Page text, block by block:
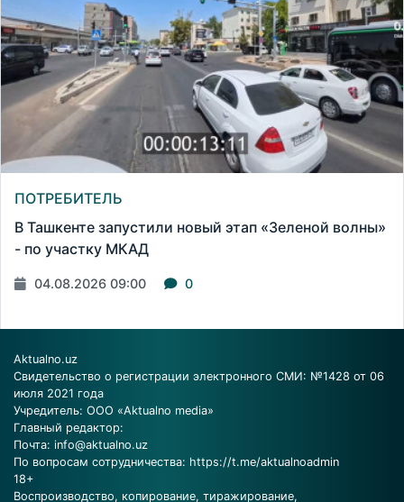
ПОТРЕБИТЕЛЬ
В Ташкенте запустили новый этап «Зеленой волны»
- по участку МКАД
04.08.2026 09:00 0
Aktualno.uz
Свидетельство о регистрации электронного СМИ: №1428 от 06
июля 2021 года
Учредитель: ООО «Aktualno media»
Главный редактор:
Почта: info@aktualno.uz
По вопросам сотрудничества: https://t.me/aktualnoadmin
18+
Воспроизводство, копирование, тиражирование,